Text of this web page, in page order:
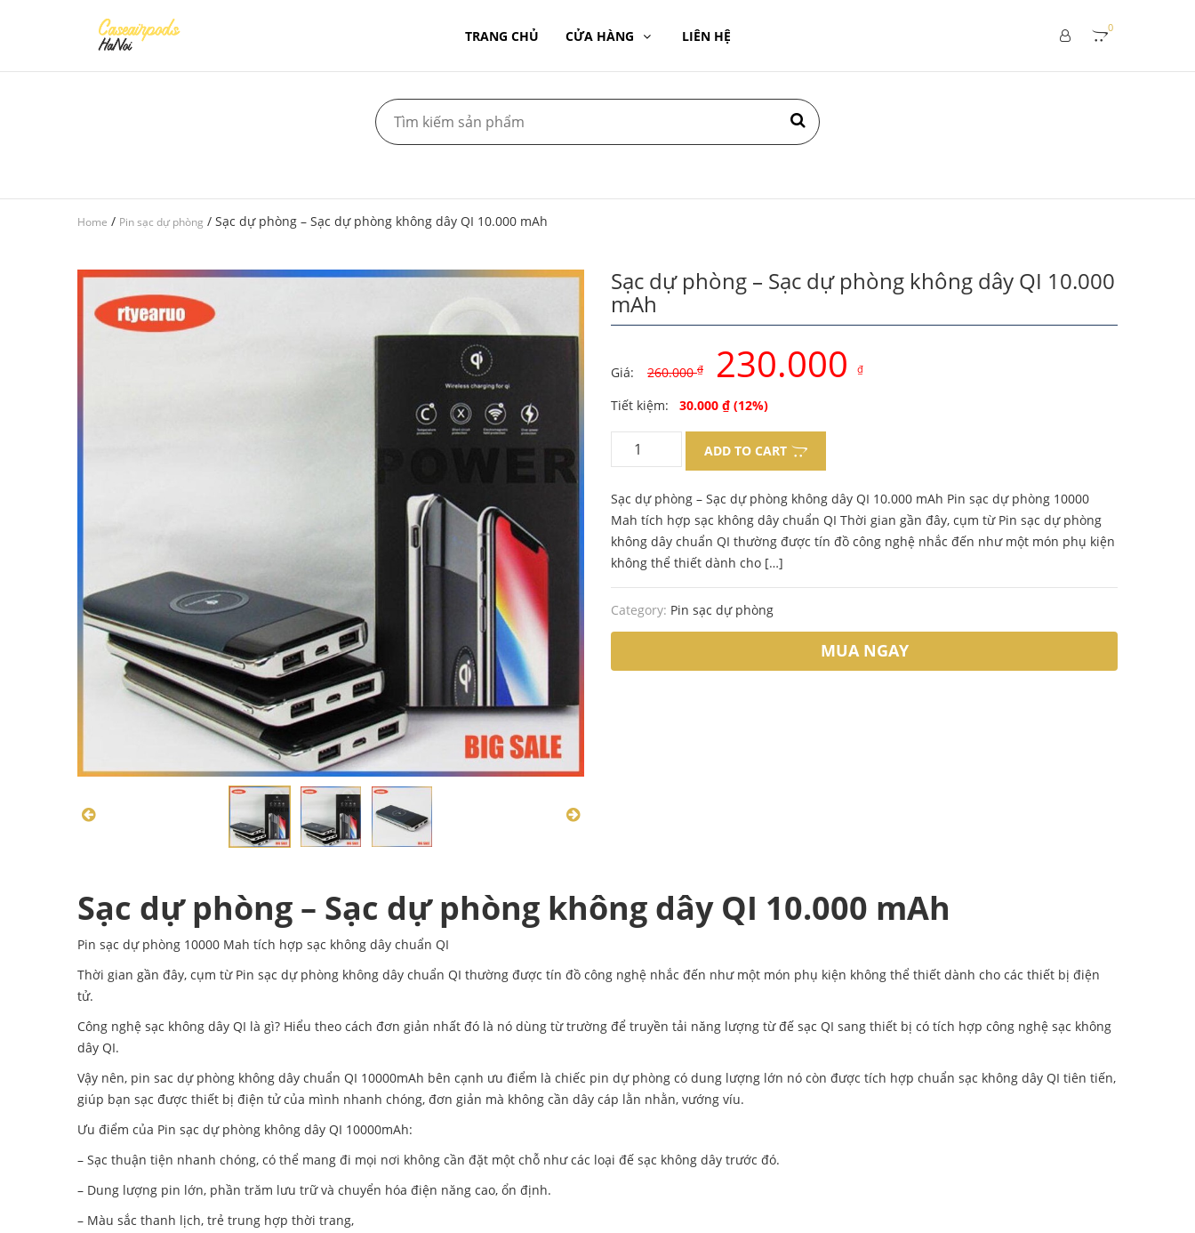
TRANG CHỦ CỬA HÀNG LIÊN HỆ 0
Home / Pin sạc dự phòng / Sạc dự phòng – Sạc dự phòng không dây QI 10.000 mAh
Sạc dự phòng – Sạc dự phòng không dây QI 10.000
mAh
Giá: 260.000₫
Original
price
was:
260.000 ₫.
230.000 ₫
Current
price
is:
230.000 ₫.
Tiết kiệm: 30.000 ₫ (12%)
ADD TO CART
Sạc dự phòng – Sạc dự phòng không dây QI 10.000 mAh Pin sạc dự phòng 10000
Mah tích hợp sạc không dây chuẩn QI Thời gian gần đây, cụm từ Pin sạc dự phòng
không dây chuẩn QI thường được tín đồ công nghệ nhắc đến như một món phụ kiện
không thể thiết dành cho […]
Category: Pin sạc dự phòng
MUA NGAY
Sạc dự phòng – Sạc dự phòng không dây QI 10.000 mAh
Pin sạc dự phòng 10000 Mah tích hợp sạc không dây chuẩn QI
Thời gian gần đây, cụm từ Pin sạc dự phòng không dây chuẩn QI thường được tín đồ công nghệ nhắc đến như một món phụ kiện không thể thiết dành cho các thiết bị điện
tử.
Công nghệ sạc không dây QI là gì? Hiểu theo cách đơn giản nhất đó là nó dùng từ trường để truyền tải năng lượng từ đế sạc QI sang thiết bị có tích hợp công nghệ sạc không
dây QI.
Vậy nên, pin sac dự phòng không dây chuẩn QI 10000mAh bên cạnh ưu điểm là chiếc pin dự phòng có dung lượng lớn nó còn được tích hợp chuẩn sạc không dây QI tiên tiến,
giúp bạn sạc được thiết bị điện tử của mình nhanh chóng, đơn giản mà không cần dây cáp lằn nhằn, vướng víu.
Ưu điểm của Pin sạc dự phòng không dây QI 10000mAh:
– Sạc thuận tiện nhanh chóng, có thể mang đi mọi nơi không cần đặt một chỗ như các loại đế sạc không dây trước đó.
– Dung lượng pin lớn, phần trăm lưu trữ và chuyển hóa điện năng cao, ổn định.
– Màu sắc thanh lịch, trẻ trung hợp thời trang,